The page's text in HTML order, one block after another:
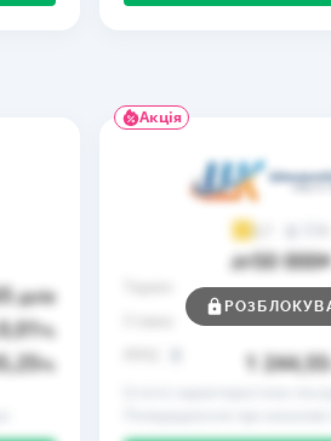
днів
%
%
Акція
3,7
до50 000₴
1 244,55